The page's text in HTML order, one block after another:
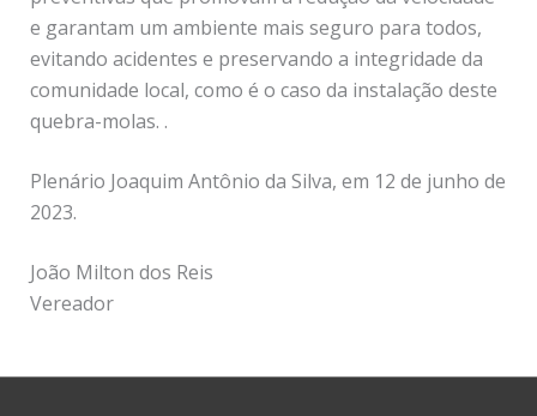
e garantam um ambiente mais seguro para todos,
evitando acidentes e preservando a integridade da
comunidade local, como é o caso da instalação deste
quebra-molas. .
Plenário Joaquim Antônio da Silva, em 12 de junho de
2023.
João Milton dos Reis
Vereador